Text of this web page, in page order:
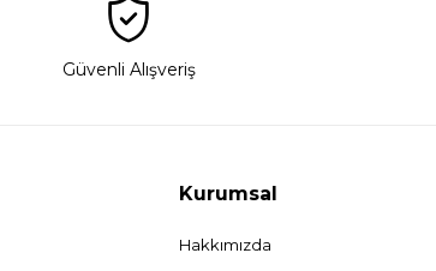
Güvenli Alışveriş
Kurumsal
Hakkımızda